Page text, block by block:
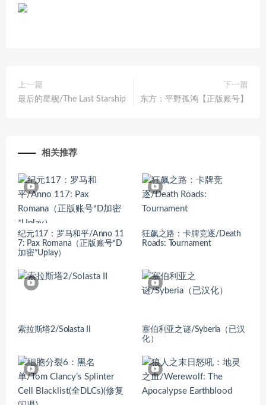
上一篇
最后的星舰/The Last Starship
下一篇
东方：平野孤鸿【正版账号】
相关推荐
纪元117：罗马和平/Anno 11
7: Pax Romana（正版账号*D
加密*Uplay）
狂飙之路：卡牌竞逐/Death
Roads: Tournament
索拉斯塔2/Solasta II
塞伯利亚之谜/Syberia（已汉
化）